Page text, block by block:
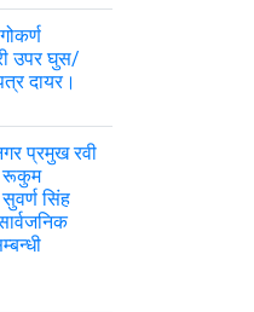
उपर घुस/
दायर।
प्रमुख रवी
रूकुम
सिंह